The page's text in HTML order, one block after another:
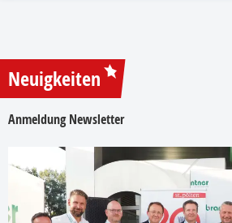
Neuigkeiten
Anmeldung Newsletter